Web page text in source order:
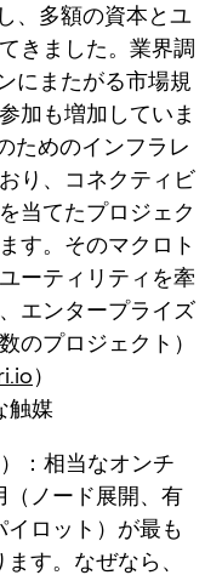
、多額の資本とユ
きました。業界調
にまたがる市場規
加も増加していま
ためのインフラレ
り、コネクティビ
当てたプロジェク
す。そのマクロト
ーティリティを牽
エンタープライズ
のプロジェクト）
）
触媒
：相当なオンチ
（ノード展開、有
ロット）が最も
す。なぜなら、